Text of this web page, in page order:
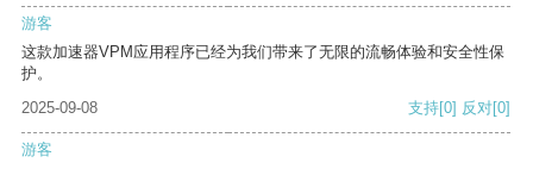
游客
这款加速器VPM应用程序已经为我们带来了无限的流畅体验和安全性保
护。
2025-09-08
支持[0] 反对[0]
游客